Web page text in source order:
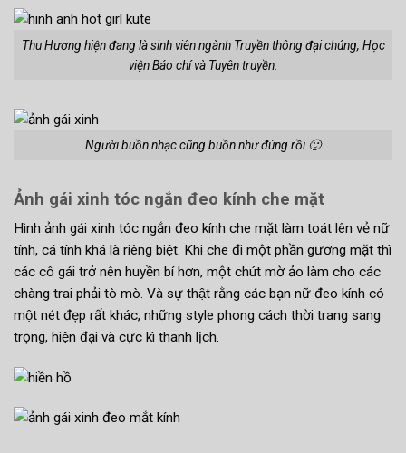
Thu Hương hiện đang là sinh viên ngành Truyền thông đại chúng, Học
viện Báo chí và Tuyên truyền.
Người buồn nhạc cũng buồn như đúng rồi 🙂
Ảnh gái xinh tóc ngắn đeo kính che mặt
Hình ảnh gái xinh tóc ngắn đeo kính che mặt làm toát lên vẻ nữ
tính, cá tính khá là riêng biệt. Khi che đi một phần gương mặt thì
các cô gái trở nên huyền bí hơn, một chút mờ ảo làm cho các
chàng trai phải tò mò. Và sự thật rằng các bạn nữ đeo kính có
một nét đẹp rất khác, những style phong cách thời trang sang
trọng, hiện đại và cực kì thanh lịch.